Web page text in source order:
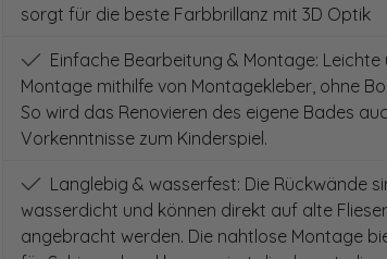
sorgt für die beste Farbbrillanz mit 3D Optik
Einfache Bearbeitung & Montage: Leichte
Montage mithilfe von Montagekleber, ohne
So wird das Renovieren des eigene Bades
Vorkenntnisse zum Kinderspiel.
Langlebig & wasserfest: Die Rückwände
wasserdicht und können direkt auf alte
angebracht werden. Die nahtlose Montage